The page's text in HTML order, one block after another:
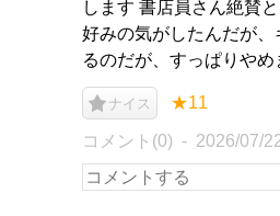
します 書店員さん絶賛
好みの気がしたんだが
るのだが、すっぱりやめ
ナイス ★11
コメント(0) 2026/07/